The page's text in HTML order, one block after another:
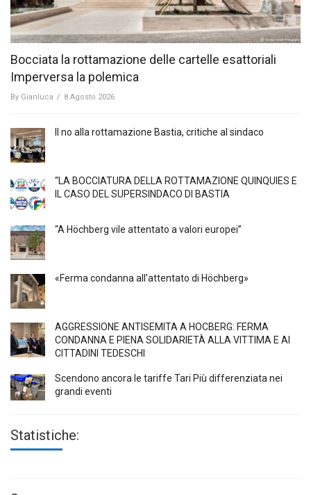
Bocciata la rottamazione delle cartelle esattoriali
Imperversa la polemica
By Gianluca / 8 Agosto 2026
Il no alla rottamazione Bastia, critiche al sindaco
“LA BOCCIATURA DELLA ROTTAMAZIONE QUINQUIES E
IL CASO DEL SUPERSINDACO DI BASTIA
“A Höchberg vile attentato a valori europei”
«Ferma condanna all’attentato di Höchberg»
AGGRESSIONE ANTISEMITA A HÖCBERG: FERMA
CONDANNA E PIENA SOLIDARIETÀ ALLA VITTIMA E AI
CITTADINI TEDESCHI
Scendono ancora le tariffe Tari Più differenziata nei
grandi eventi
Statistiche: